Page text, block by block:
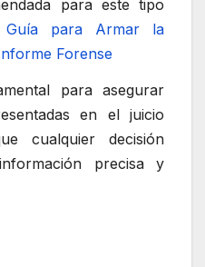
para este tipo
Guía para Armar la
Forense
para asegurar
en el juicio
cualquier decisión
precisa y